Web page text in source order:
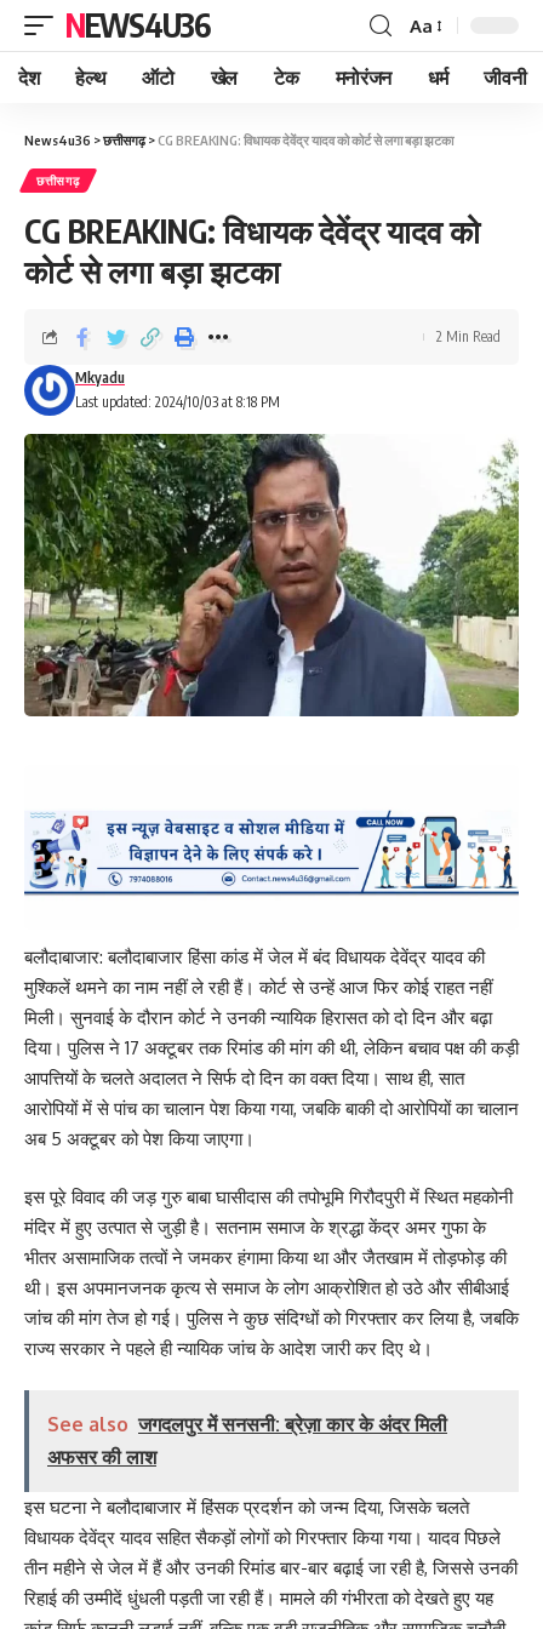
NEWS4U36 Aa
देश हेल्थ ऑटो खेल टेक मनोरंजन धर्म जीवनी
News4u36 >छत्तीसगढ़>CG BREAKING: विधायक देवेंद्र यादव को कोर्ट से लगा बड़ा झटका
छत्तीसगढ़
CG BREAKING: विधायक देवेंद्र यादव को
कोर्ट से लगा बड़ा झटका
Last updated: 2024/10/03 at 8:18 PM
Mkyadu
2 Min Read
बलौदाबाजार: बलौदाबाजार हिंसा कांड में जेल में बंद विधायक देवेंद्र यादव की
मुश्किलें थमने का नाम नहीं ले रही हैं। कोर्ट से उन्हें आज फिर कोई राहत नहीं
मिली। सुनवाई के दौरान कोर्ट ने उनकी न्यायिक हिरासत को दो दिन और बढ़ा
दिया। पुलिस ने 17 अक्टूबर तक रिमांड की मांग की थी, लेकिन बचाव पक्ष की कड़ी
आपत्तियों के चलते अदालत ने सिर्फ दो दिन का वक्त दिया। साथ ही, सात
आरोपियों में से पांच का चालान पेश किया गया, जबकि बाकी दो आरोपियों का चालान
अब 5 अक्टूबर को पेश किया जाएगा।
इस पूरे विवाद की जड़ गुरु बाबा घासीदास की तपोभूमि गिरौदपुरी में स्थित महकोनी
मंदिर में हुए उत्पात से जुड़ी है। सतनाम समाज के श्रद्धा केंद्र अमर गुफा के
भीतर असामाजिक तत्वों ने जमकर हंगामा किया था और जैतखाम में तोड़फोड़ की
थी। इस अपमानजनक कृत्य से समाज के लोग आक्रोशित हो उठे और सीबीआई
जांच की मांग तेज हो गई। पुलिस ने कुछ संदिग्धों को गिरफ्तार कर लिया है, जबकि
राज्य सरकार ने पहले ही न्यायिक जांच के आदेश जारी कर दिए थे।
See also जगदलपुर में सनसनी: ब्रेज़ा कार के अंदर मिली
अफसर की लाश
इस घटना ने बलौदाबाजार में हिंसक प्रदर्शन को जन्म दिया, जिसके चलते
विधायक देवेंद्र यादव सहित सैकड़ों लोगों को गिरफ्तार किया गया। यादव पिछले
तीन महीने से जेल में हैं और उनकी रिमांड बार-बार बढ़ाई जा रही है, जिससे उनकी
रिहाई की उम्मीदें धुंधली पड़ती जा रही हैं। मामले की गंभीरता को देखते हुए यह